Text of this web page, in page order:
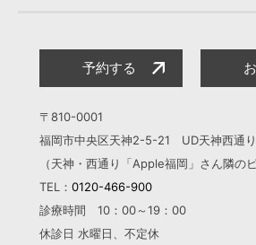
予約する
〒810-0001
福岡市中央区天神2-5-21 UD天神西通
（天神・西通り「Apple福岡」さん隣のビ
TEL： 0120-466-900
診療時間 10：00～19：00
休診日 水曜日、不定休